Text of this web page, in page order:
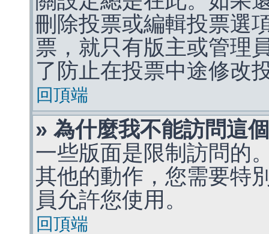
刪除投票或編輯投票選
票，就只有版主或管理
了防止在投票中途修改
回頂端
» 為什麼我不能訪問這
一些版面是限制訪問的
其他的動作，您需要特
員允許您使用。
回頂端